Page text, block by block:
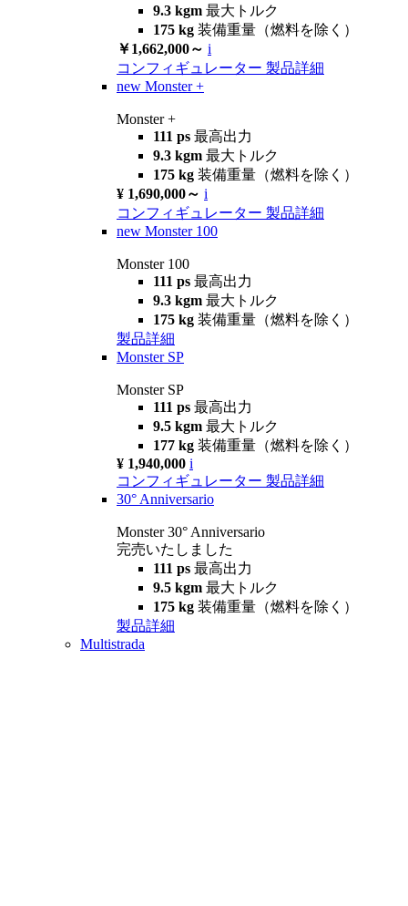
9.3 kgm 最大トルク
175 kg 装備重量（燃料を除く）
￥1,662,000～ i
コンフィギュレーター 製品詳細
new Monster +
Monster +
111 ps 最高出力
9.3 kgm 最大トルク
175 kg 装備重量（燃料を除く）
¥ 1,690,000～ i
コンフィギュレーター 製品詳細
new Monster 100
Monster 100
111 ps 最高出力
9.3 kgm 最大トルク
175 kg 装備重量（燃料を除く）
製品詳細
Monster SP
Monster SP
111 ps 最高出力
9.5 kgm 最大トルク
177 kg 装備重量（燃料を除く）
¥ 1,940,000 i
コンフィギュレーター 製品詳細
30° Anniversario
Monster 30° Anniversario
完売いたしました
111 ps 最高出力
9.5 kgm 最大トルク
175 kg 装備重量（燃料を除く）
製品詳細
Multistrada